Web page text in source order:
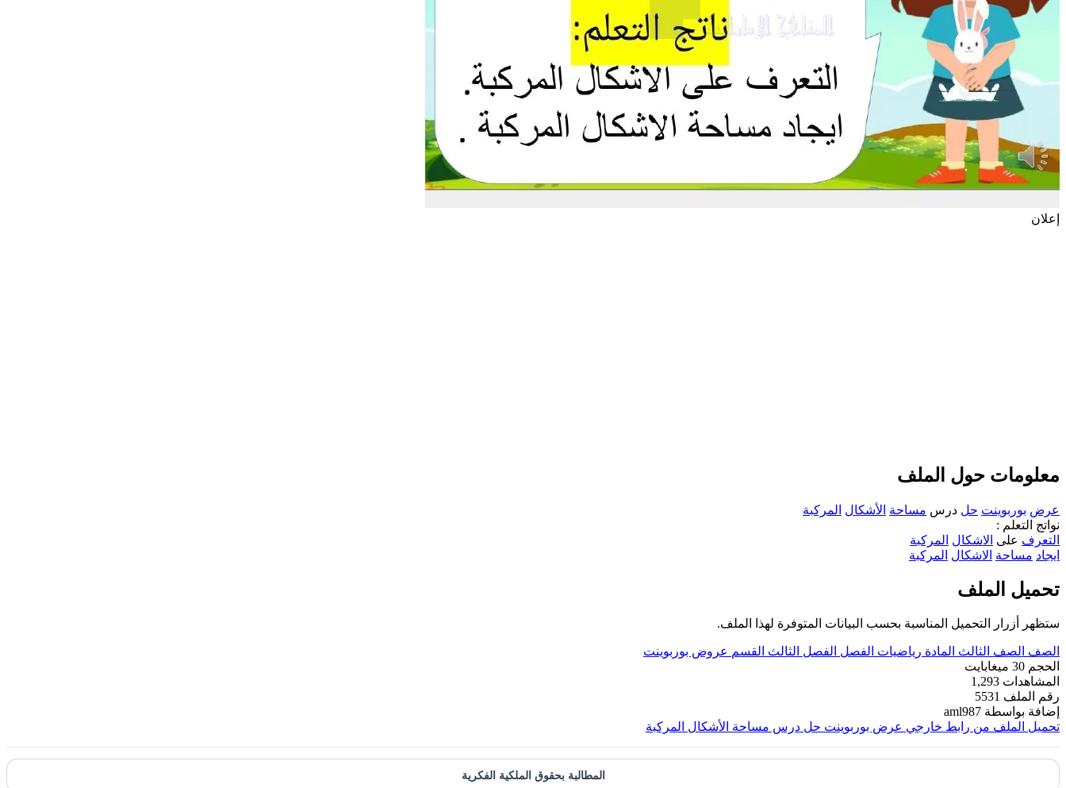
إعلان
معلومات حول الملف
عرض بوربوينت حل درس مساحة الأشكال المركبة
نواتج التعلم :
التعرف على الاشكال المركبة
ايجاد مساحة الاشكال المركبة
تحميل الملف
ستظهر أزرار التحميل المناسبة بحسب البيانات المتوفرة لهذا الملف.
الصف الصف الثالث المادة رياضيات الفصل الفصل الثالث القسم عروض بوربوينت
الحجم 30 ميغابايت
المشاهدات 1,293
رقم الملف 5531
إضافة بواسطة aml987
تحميل الملف من رابط خارجي عرض بوربوينت حل درس مساحة الأشكال المركبة
المطالبة بحقوق الملكية الفكرية